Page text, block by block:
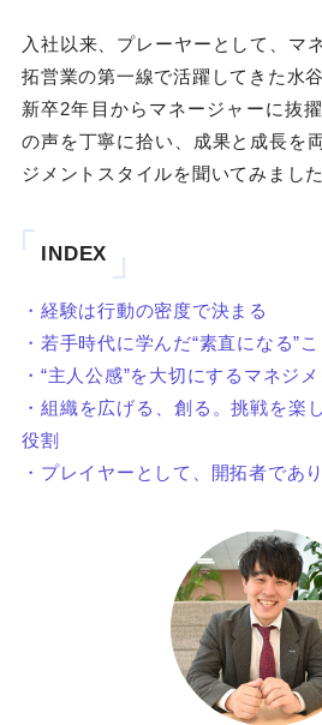
入社以来、プレーヤーとして、マ
拓営業の第一線で活躍してきた水谷
新卒2年目からマネージャーに抜
の声を丁寧に拾い、成果と成長を
ジメントスタイルを聞いてみました
INDEX
・経験は行動の密度で決まる
・若手時代に学んだ“素直になる”
・“主人公感”を大切にするマネジメ
・組織を広げる、創る。挑戦を楽
役割
・プレイヤーとして、開拓者であ